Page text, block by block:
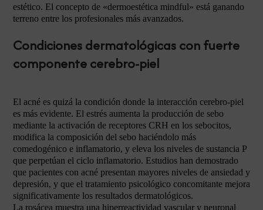
estético. El concepto de «dermoestética mindful» está ganando
terreno entre los profesionales más avanzados.
Condiciones dermatológicas con fuerte
componente cerebro-piel
El acné es quizá la condición donde la interacción cerebro-piel
es más evidente. El estrés aumenta la producción de sebo
mediante la activación de receptores CRH en los sebocitos,
modifica la composición del sebo haciéndolo más
comedogénico e inflamatorio, y eleva los niveles de sustancia P
que perpetúan el ciclo inflamatorio. Estudios han demostrado
que pacientes con acné presentan mayores niveles de ansiedad y
depresión, y que el tratamiento psicológico concomitante mejora
significativamente los resultados dermatológicos.
La rosácea muestra una hiperreactividad vascular y neuronal